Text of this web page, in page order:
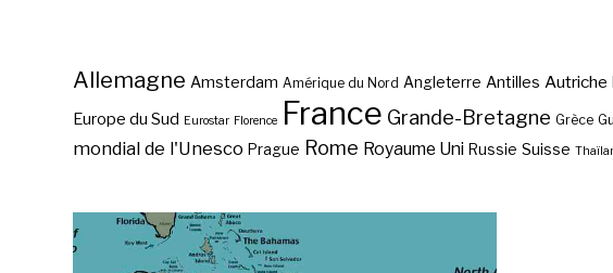
Allemagne Amsterdam Amérique du Nord Angleterre Antilles Autriche
Europe du Sud Eurostar Florence France Grande-Bretagne Grèce
mondial de l'Unesco Prague Rome Royaume Uni Russie Suisse